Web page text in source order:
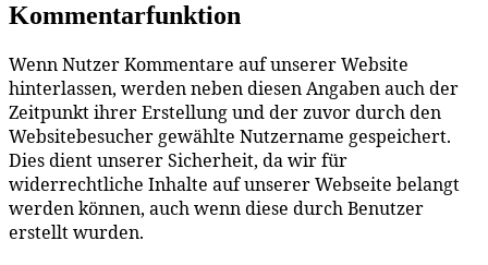
Kommentarfunktion
Wenn Nutzer Kommentare auf unserer Website
hinterlassen, werden neben diesen Angaben auch der
Zeitpunkt ihrer Erstellung und der zuvor durch den
Websitebesucher gewählte Nutzername gespeichert.
Dies dient unserer Sicherheit, da wir für
widerrechtliche Inhalte auf unserer Webseite belangt
werden können, auch wenn diese durch Benutzer
erstellt wurden.